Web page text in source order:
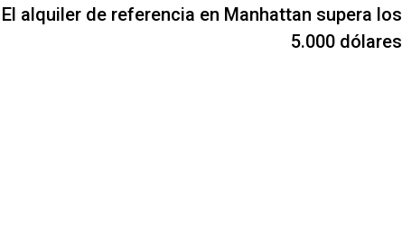
El alquiler de referencia en Manhattan supera los
5.000 dólares